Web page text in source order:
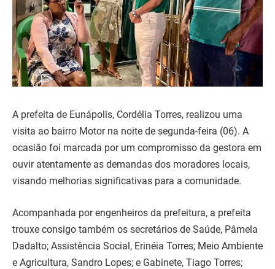
A prefeita de Eunápolis, Cordélia Torres, realizou uma
visita ao bairro Motor na noite de segunda-feira (06). A
ocasião foi marcada por um compromisso da gestora em
ouvir atentamente as demandas dos moradores locais,
visando melhorias significativas para a comunidade.
Acompanhada por engenheiros da prefeitura, a prefeita
trouxe consigo também os secretários de Saúde, Pâmela
Dadalto; Assistência Social, Erinéia Torres; Meio Ambiente
e Agricultura, Sandro Lopes; e Gabinete, Tiago Torres;